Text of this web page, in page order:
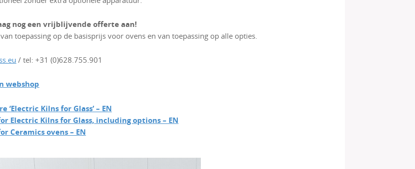
nog een vrijblijvende offerte aan!
toepassing op de basisprijs voor ovens en van toepassing op alle opties.
/ tel: +31 (0)628.755.901
webshop
‘Electric Kilns for Glass’ – EN
Electric Kilns for Glass, including options – EN
Ceramics ovens – EN